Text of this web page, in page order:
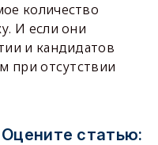
количество
И если они
и кандидатов
при отсутствии
Оцените статью: